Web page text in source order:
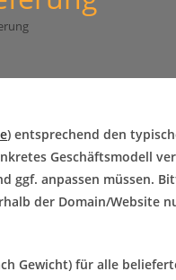
) entsprechend den
Geschäftsmodell
ggf. anpassen müssen.
der Domain/Website
Gewicht) für alle